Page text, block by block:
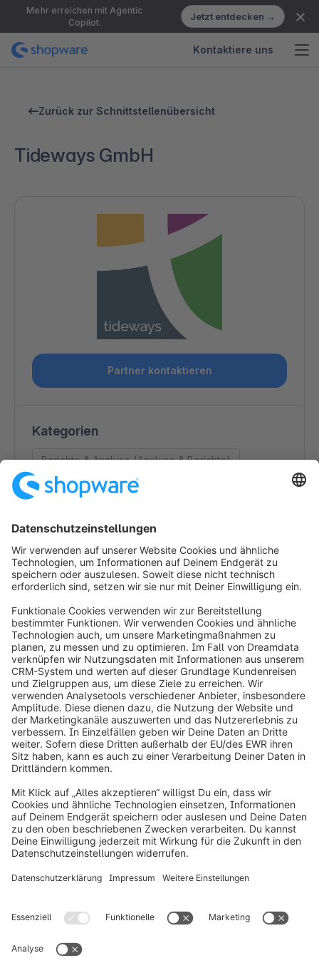
Mehr erreichen mit Agentic
Copilot.
Jetzt entdecken →
Kontaktiere uns
Zurück zur Schnittstellenübersicht
Tideways GmbH
Partner kontaktieren
Kategorien
Berichte & Analyse (Analyse & Berichte)
Königswintererstraße 116
53227 Bonn
Germany
https://tideways.com
info@shopware.com
Produkt
Lösungen
Partner
Entwickler
Ressourcen